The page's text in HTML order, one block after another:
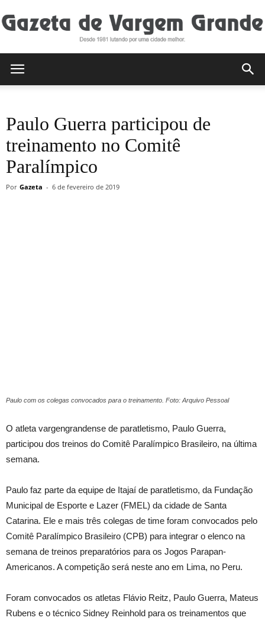
de
Paulo Guerra participou de
treinamento no Comitê
Paralímpico
Por Gazeta - 6 de fevereiro de 2019
Paulo com os colegas convocados para o treinamento. Foto: Arquivo Pessoal
O atleta vargengrandense de paratletismo, Paulo Guerra,
participou dos treinos do Comitê Paralímpico Brasileiro, na última
semana.
Paulo faz parte da equipe de Itajaí de paratletismo, da Fundação
Municipal de Esporte e Lazer (FMEL) da cidade de Santa
Catarina. Ele e mais três colegas de time foram convocados pelo
Comitê Paralímpico Brasileiro (CPB) para integrar o elenco na
semana de treinos preparatórios para os Jogos Parapan-
Americanos. A competição será neste ano em Lima, no Peru.
Foram convocados os atletas Flávio Reitz, Paulo Guerra, Mateus
Rubens e o técnico Sidney Reinhold para os treinamentos que